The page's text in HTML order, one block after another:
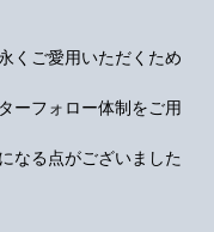
くご愛用いただくため
ーフォロー体制をご用
なる点がございました